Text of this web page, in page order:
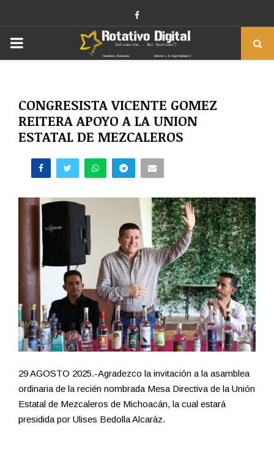
Facebook
PRIMARY
CONGRESISTA VICENTE GOMEZ
REITERA APOYO A LA UNION
ESTATAL DE MEZCALEROS
29 AGOSTO 2025.-Agradezco la invitación a la asamblea
ordinaria de la recién nombrada Mesa Directiva de la Unión
Estatal de Mezcaleros de Michoacán, la cual estará
presidida por Ulises Bedolla Alcaráz.